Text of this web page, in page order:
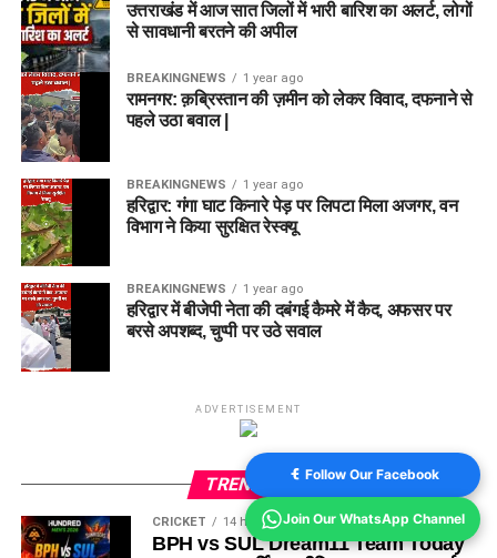
उत्तराखंड में आज सात जिलों में भारी बारिश का अलर्ट, लोगों
से सावधानी बरतने की अपील
BREAKINGNEWS 1 year ago
रामनगर: क़ब्रिस्तान की ज़मीन को लेकर विवाद, दफनाने से
पहले उठा बवाल |
BREAKINGNEWS 1 year ago
हरिद्वार: गंगा घाट किनारे पेड़ पर लिपटा मिला अजगर, वन
विभाग ने किया सुरक्षित रेस्क्यू
BREAKINGNEWS 1 year ago
हरिद्वार में बीजेपी नेता की दबंगई कैमरे में कैद, अफसर पर
बरसे अपशब्द, चुप्पी पर उठे सवाल
ADVERTISEMENT
TRENDING
CRICKET 14 hours ago
BPH vs SUL Dream11 Team Today
Follow Our Facebook
Join Our WhatsApp Channel